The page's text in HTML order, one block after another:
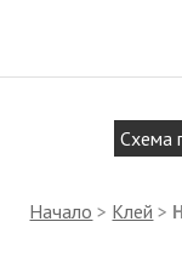
Схема
Начало > Клей >